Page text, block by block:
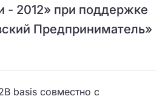
- 2012» при поддержке
Предприниматель»
basis совместно с